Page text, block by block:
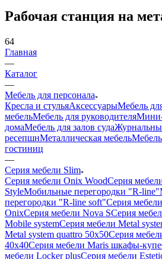
Рабочая станция на
64
Главная
—
Каталог
—
Мебель для персонала
Кресла и стульяАксессуарыМебель
мебельМебель для руководителя
домаМебель для залов суда
ресепшнМеталлическая мебель
гостиниц
—
Серия мебели Slim
Серия мебели Onix WoodСерия
StyleМобильные перегородки "R-line"
перегородки "R-line soft"Серия
OnixСерия мебели Nova SСерия
Mobile systemСерия мебели Metal
Metal system quattro 50x50Серия
40x40Серия мебели Maris шкафы-купе
мебели Locker plusСерия мебели